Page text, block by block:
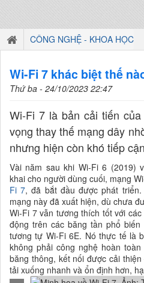
CÔNG NGHỆ - KHOA HỌC
Wi-Fi 7 khác biệt thế
Thứ ba - 24/10/2023 22:47
Wi-Fi 7 là bản cải tiến
vọng thay thế mạng dây
nhưng hiện còn khó tiếp
Vài năm sau khi Wi-Fi 6 (2019)
khai cho người dùng cuối, mạng
Fi 7, đã bắt đầu được phát
mạng này đã xuất hiện, dù chưa
Wi-Fi 7 vẫn tương thích tốt với
động trên các băng tần phổ
tương tự Wi-Fi 6E. Nó thực tế là
không phải công nghệ hoàn
băng thông, kết nối được cải
tải xuống nhanh và ổn định hơn,